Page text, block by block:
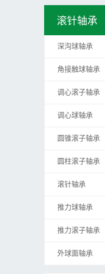
滚针轴承
深沟球轴承
角接触球轴承
调心滚子轴承
调心球轴承
圆锥滚子轴承
圆柱滚子轴承
滚针轴承
推力球轴承
推力滚子轴承
外球面轴承